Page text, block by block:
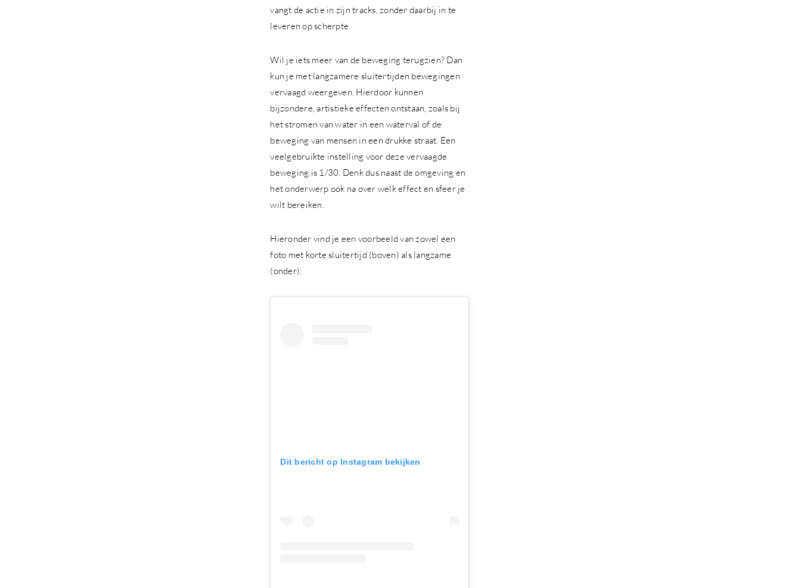
vangt de actie in zijn tracks, zonder daarbij in te
leveren op scherpte.
Wil je iets meer van de beweging terugzien? Dan
kun je met langzamere sluitertijden bewegingen
vervaagd weergeven. Hierdoor kunnen
bijzondere, artistieke effecten ontstaan, zoals bij
het stromen van water in een waterval of de
beweging van mensen in een drukke straat. Een
veelgebruikte instelling voor deze vervaagde
beweging is 1/30. Denk dus naast de omgeving en
het onderwerp ook na over welk effect en sfeer je
wilt bereiken.
Hieronder vind je een voorbeeld van zowel een
foto met korte sluitertijd (boven) als langzame
(onder):
Dit bericht op Instagram bekijken